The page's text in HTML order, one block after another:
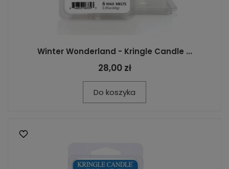
Winter Wonderland - Kringle Candle ...
28,00 zł
Do koszyka